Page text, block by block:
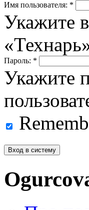
Имя пользователя: *
Укажите
Пароль: *
Укажите